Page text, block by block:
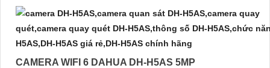
CAMERA WIFI 6 DAHUA DH-H5AS 5MP